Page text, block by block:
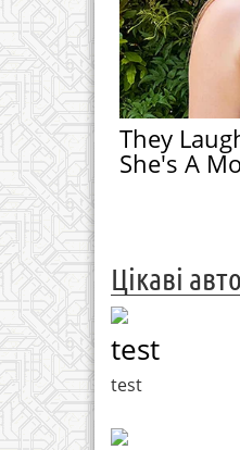
They
She's A
Цікаві
test
test